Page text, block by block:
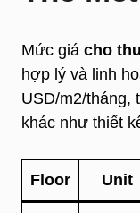
Mức giá cho
hợp lý và linh
USD/m2/tháng,
khác như thiết
Floor Unit